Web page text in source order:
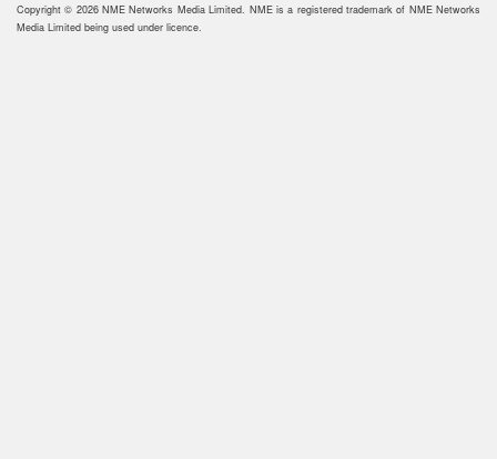
Copyright © 2026 NME Networks Media Limited. NME is a registered trademark of NME Networks
Media Limited being used under licence.